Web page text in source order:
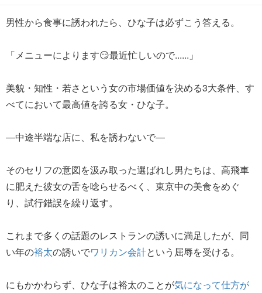
男性から食事に誘われたら、ひな子は必ずこう答える。
「メニューによります😏最近忙しいので......」
美貌・知性・若さという女の市場価値を決める3大条件、す
べてにおいて最高値を誇る女・ひな子。
―中途半端な店に、私を誘わないで―
そのセリフの意図を汲み取った選ばれし男たちは、高飛車
に肥えた彼女の舌を唸らせるべく、東京中の美食をめぐ
り、試行錯誤を繰り返す。
これまで多くの話題のレストランの誘いに満足したが、同
い年の裕太の誘いでワリカン会計という屈辱を受ける。
にもかかわらず、ひな子は裕太のことが気になって仕方が